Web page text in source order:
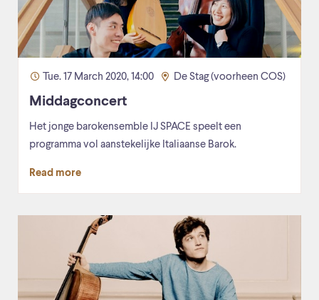
Tue. 17 March 2020, 14:00 De Stag (voorheen COS)
Middagconcert
Het jonge barokensemble IJ SPACE speelt een
programma vol aanstekelijke Italiaanse Barok.
Read more